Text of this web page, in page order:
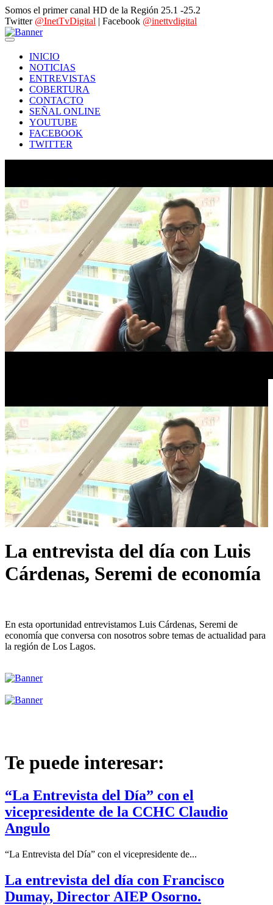
Somos el primer canal HD de la Región 25.1 -25.2
Twitter @InetTvDigital | Facebook @inettvdigital
INICIO
NOTICIAS
ENTREVISTAS
COBERTURA
CONTACTO
SEÑAL ONLINE
YOUTUBE
FACEBOOK
TWITTER
La entrevista del día con Luis
Cárdenas, Seremi de economía
En esta oportunidad entrevistamos Luis Cárdenas, Seremi de
economía que conversa con nosotros sobre temas de actualidad para
la región de Los Lagos.
Te puede interesar:
“La Entrevista del Día” con el
vicepresidente de la CCHC Claudio
Angulo
“La Entrevista del Día” con el vicepresidente de...
La entrevista del día con Francisco
Dumay, Director AIEP Osorno.